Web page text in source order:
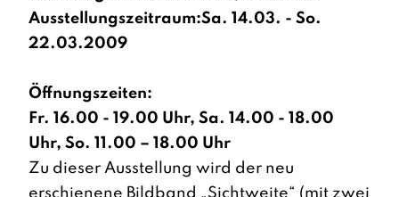
Ausstellungszeitraum:Sa. 14.03. - So.
22.03.2009
Öffnungszeiten:
Fr. 16.00 - 19.00 Uhr, Sa. 14.00 - 18.00
Uhr, So. 11.00 – 18.00 Uhr
Zu dieser Ausstellung wird der neu
erschienene Bildband „Sichtweite“ (mit zwei